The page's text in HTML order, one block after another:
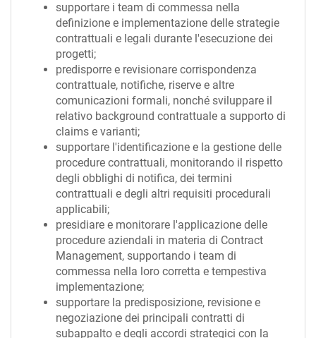
supportare i team di commessa nella
definizione e implementazione delle strategie
contrattuali e legali durante l'esecuzione dei
progetti;
predisporre e revisionare corrispondenza
contrattuale, notifiche, riserve e altre
comunicazioni formali, nonché sviluppare il
relativo background contrattuale a supporto di
claims e varianti;
supportare l'identificazione e la gestione delle
procedure contrattuali, monitorando il rispetto
degli obblighi di notifica, dei termini
contrattuali e degli altri requisiti procedurali
applicabili;
presidiare e monitorare l'applicazione delle
procedure aziendali in materia di Contract
Management, supportando i team di
commessa nella loro corretta e tempestiva
implementazione;
supportare la predisposizione, revisione e
negoziazione dei principali contratti di
subappalto e degli accordi strategici con la